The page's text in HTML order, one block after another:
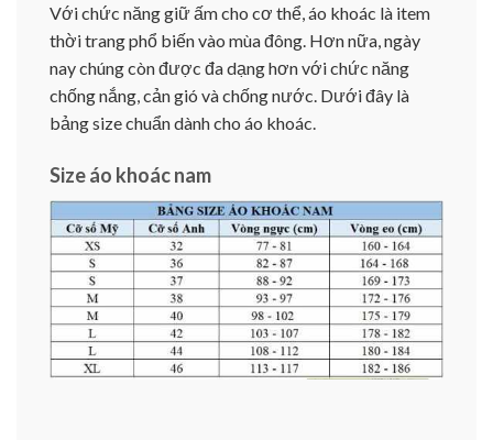
Với chức năng giữ ấm cho cơ thể, áo khoác là item
thời trang phổ biến vào mùa đông. Hơn nữa, ngày
nay chúng còn được đa dạng hơn với chức năng
chống nắng, cản gió và chống nước. Dưới đây là
bảng size chuẩn dành cho áo khoác.
Size áo khoác nam